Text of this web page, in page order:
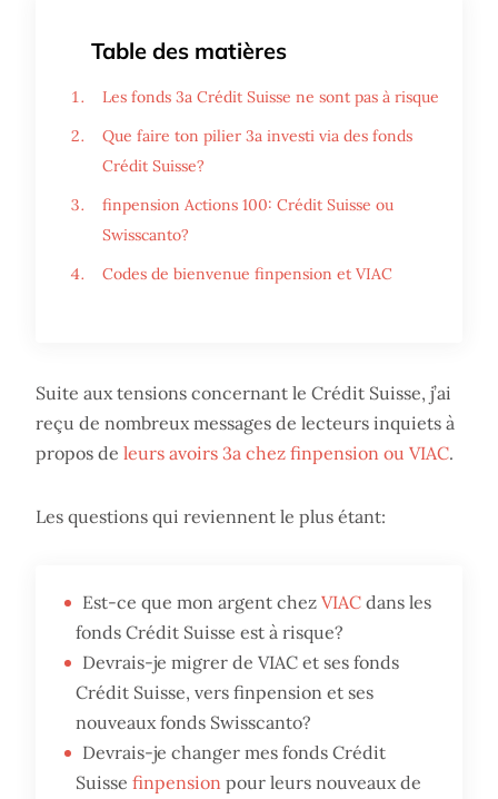
Table des matières
Les fonds 3a Crédit Suisse ne sont pas à risque
Que faire ton pilier 3a investi via des fonds
Crédit Suisse?
finpension Actions 100: Crédit Suisse ou
Swisscanto?
Codes de bienvenue finpension et VIAC
Suite aux tensions concernant le Crédit Suisse, j’ai
reçu de nombreux messages de lecteurs inquiets à
propos de leurs avoirs 3a chez finpension ou VIAC.
Les questions qui reviennent le plus étant:
Est-ce que mon argent chez VIAC dans les
fonds Crédit Suisse est à risque?
Devrais-je migrer de VIAC et ses fonds
Crédit Suisse, vers finpension et ses
nouveaux fonds Swisscanto?
Devrais-je changer mes fonds Crédit
Suisse finpension pour leurs nouveaux de